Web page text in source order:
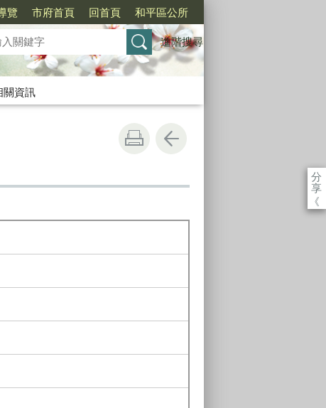
覽 市府首頁 回首頁 和平區公所
進階搜尋
關資訊
分
享
《